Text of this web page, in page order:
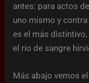
antes: para actos
uno mismo y
es el más
el río de sangre
Más abajo vemos